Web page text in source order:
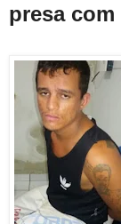
presa